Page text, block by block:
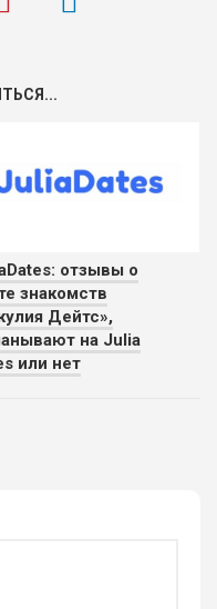
отзывы о
знакомств
Дейтс»,
на Julia
или нет